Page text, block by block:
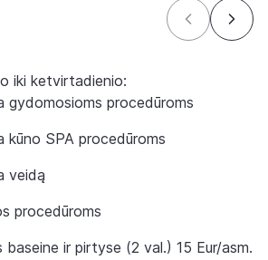
iki ketvirtadienio:
gydomosioms procedūroms
kūno SPA procedūroms
veidą
procedūroms
baseine ir pirtyse (2 val.) 15 Eur/asm.